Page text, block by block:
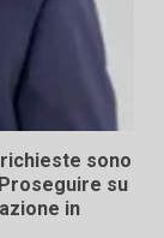
sono
su
in